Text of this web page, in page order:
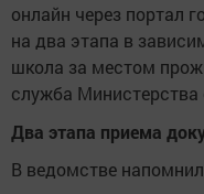
онлайн через портал
на два этапа в
школа за местом
служба Министерства
Два этапа приема
В ведомстве